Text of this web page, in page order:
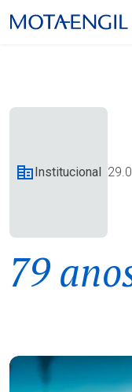
Institucional
79